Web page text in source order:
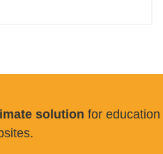
solution for education